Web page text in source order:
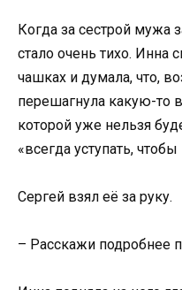
Когда за сестрой мужа
стало очень тихо. Инна
чашках и думала, что,
перешагнула какую-то
которой уже нельзя
«всегда уступать,
Сергей взял её за руку.
– Расскажи подробнее